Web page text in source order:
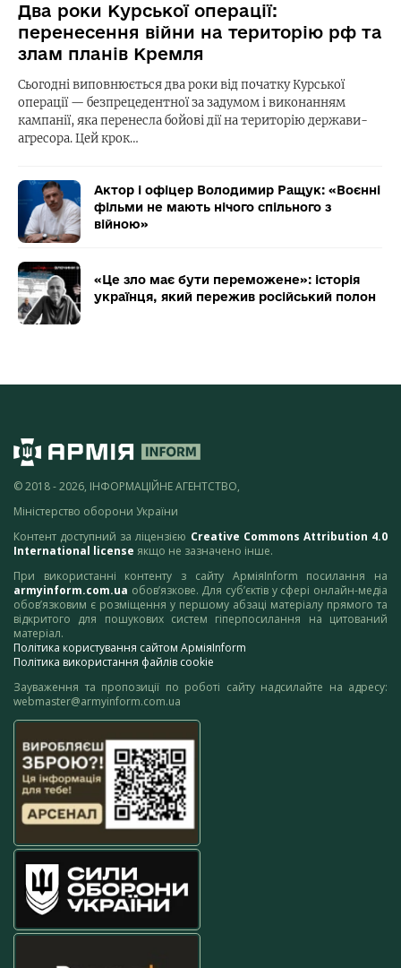
Два роки Курської операції:
перенесення війни на територію рф та
злам планів Кремля
Сьогодні виповнюється два роки від початку Курської
операції — безпрецедентної за задумом і виконанням
кампанії, яка перенесла бойові дії на територію держави-
агресора. Цей крок…
Актор і офіцер Володимир Ращук: «Воєнні
фільми не мають нічого спільного з
війною»
«Це зло має бути переможене»: історія
українця, який пережив російський полон
© 2018 - 2026, ІНФОРМАЦІЙНЕ АГЕНТСТВО,
Міністерство оборони України
Контент доступний за ліцензією Creative Commons Attribution 4.0
International license якщо не зазначено інше.
При використанні контенту з сайту АрміяInform посилання на
armyinform.com.ua обов’язкове. Для суб’єктів у сфері онлайн-медіа
обов’язковим є розміщення у першому абзаці матеріалу прямого та
відкритого для пошукових систем гіперпосилання на цитований
матеріал.
Політика користування сайтом АрміяInform
Політика використання файлів cookie
Зауваження та пропозиції по роботі сайту надсилайте на адресу:
webmaster@armyinform.com.ua